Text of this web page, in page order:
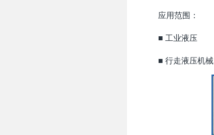
应用范围：
■ 工业液压
■ 行走液压机械